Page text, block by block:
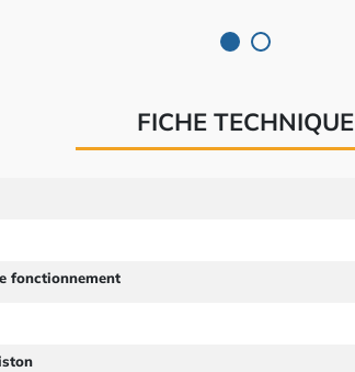
FICHE TECHNIQUE
fonctionnement